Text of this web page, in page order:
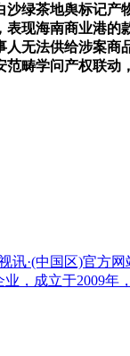
沙绿茶地舆标记产
表现海南商业港的
人无法供给涉案商
范畴学问产权联动
讯·(中国区)官方
，成立于2009年